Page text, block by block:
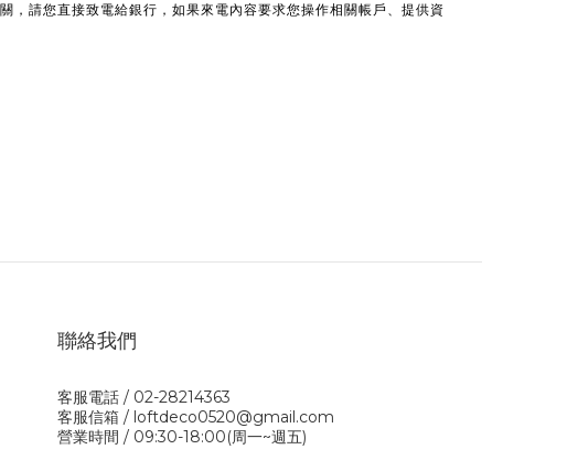
，請您直接致電給銀行，如果來電內容要求您操作相關帳戶、提供資
聯絡我們
客服電話 / 02-28214363
客服信箱 / loftdeco0520@gmail.com
營業時間 / 09:30-18:00(周一~週五)